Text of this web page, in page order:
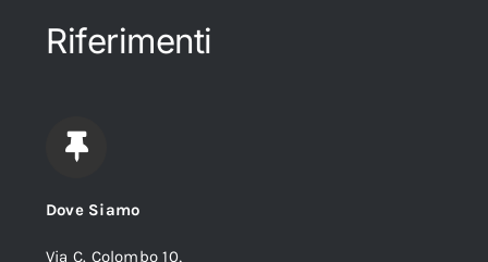
Riferimenti
Dove Siamo
Via C. Colombo 10,